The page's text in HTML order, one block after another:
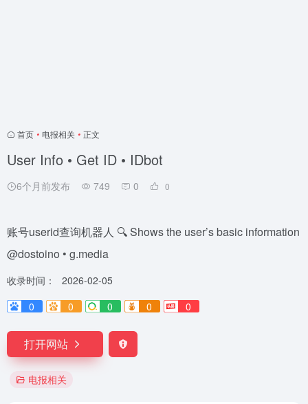
首页 • 电报相关 • 正文
User Info • Get ID • IDbot
6个月前发布 749 0 0
账号userid查询机器人 🔍 Shows the user’s basic information
@dostoino • g.media
收录时间：
2026-02-05
0
0 0 0 0
打开网站
电报相关